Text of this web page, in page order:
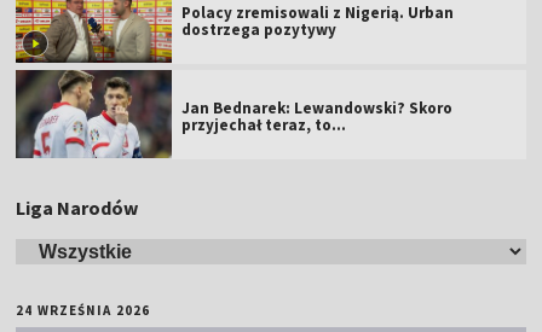
Polacy zremisowali z Nigerią. Urban
dostrzega pozytywy
Jan Bednarek: Lewandowski? Skoro
przyjechał teraz, to…
Liga Narodów
24 WRZEŚNIA 2026